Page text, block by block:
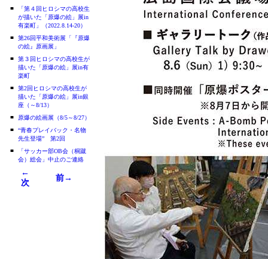
■
「第４回ヒロシマの高校生
が描いた「原爆の絵」展in
有楽町」（2022.8.14-20）
■
第26回平和美術展「『原爆
の絵』原画展」
■
第３回ヒロシマの高校生が
描いた「原爆の絵」展in有
楽町
■
第2回ヒロシマの高校生が
描いた「原爆の絵」展in銀
座（～8/13）
■
原爆の絵画展（8/5～8/27）
■
“青春プレイバック・名物
先生登場” 第2回
■
「サッカー部OB会（桐蹴
会）総会」中止のご連絡
←
次
前→